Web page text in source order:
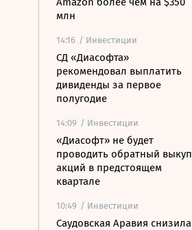
млн
14:16 / Инвестиции
СД «Диасофта»
рекомендовал выплатить
дивиденды за первое
полугодие
14:09 / Инвестиции
«Диасофт» не будет
проводить обратный выкуп
акций в предстоящем
квартале
10:49 / Инвестиции
Саудовская Аравия снизила